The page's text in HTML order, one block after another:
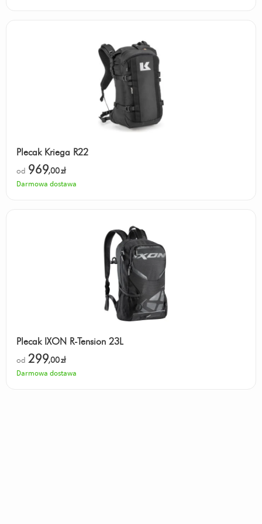
Plecak Kriega R22
od 969,00zł
Darmowa dostawa
Plecak IXON R-Tension 23L
od 299,00zł
Darmowa dostawa